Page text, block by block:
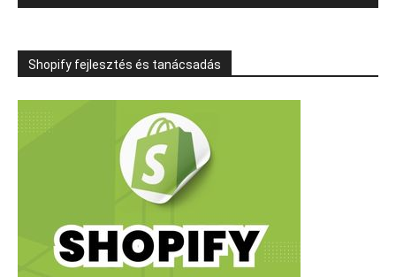
Shopify fejlesztés és tanácsadás